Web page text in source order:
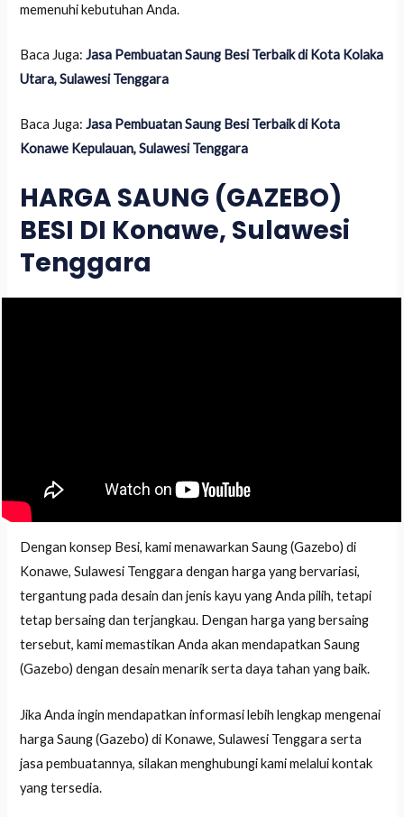
memenuhi kebutuhan Anda.
Baca Juga:Jasa Pembuatan Saung Besi Terbaik di Kota Kolaka
Utara, Sulawesi Tenggara
Baca Juga:Jasa Pembuatan Saung Besi Terbaik di Kota
Konawe Kepulauan, Sulawesi Tenggara
HARGA SAUNG (GAZEBO)
BESI DI Konawe, Sulawesi
Tenggara
Dengan konsep Besi, kami menawarkan Saung (Gazebo) di
Konawe, Sulawesi Tenggara dengan harga yang bervariasi,
tergantung pada desain dan jenis kayu yang Anda pilih, tetapi
tetap bersaing dan terjangkau. Dengan harga yang bersaing
tersebut, kami memastikan Anda akan mendapatkan Saung
(Gazebo) dengan desain menarik serta daya tahan yang baik.
Jika Anda ingin mendapatkan informasi lebih lengkap mengenai
harga Saung (Gazebo) di Konawe, Sulawesi Tenggara serta
jasa pembuatannya, silakan menghubungi kami melalui kontak
yang tersedia.